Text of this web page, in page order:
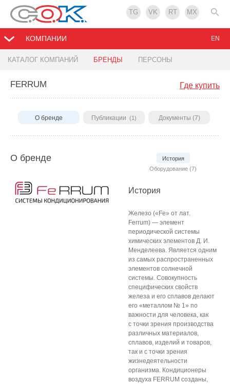
TG VK RT MX
КОМПАНИИ
КАТАЛОГ КОМПАНИЙ БРЕНДЫ ПЕРСОНЫ
EN
Где купить
FERRUM
О бренде Публикации (1) Документы (7)
О бренде
История
Оборудование (7)
История
Железо («Fe» от лат.
Ferrum) — элемент
периодической системы
химических элементов Д. И.
Менделеева. Является одним
из самых распространенных
элементов солнечной
системы. Совокупность
специфических свойств
железа и его сплавов делают
его «металлом № 1» по
важности для человека, как
с точки зрения производства
различных материалов,
сплавов, изделий и товаров,
так и с точки зрения
жизнедеятельности
организма. Кондиционеры
воздуха FERRUM созданы,